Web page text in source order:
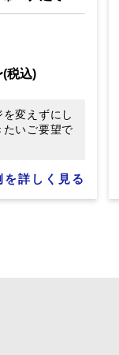
(税込)
変えずにし
いご要望で
を詳しく見る